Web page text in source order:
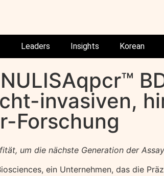
Leaders Insights Korean
invasiven,
Forschung
um die nächste Generation der
ein Unternehmen, das die